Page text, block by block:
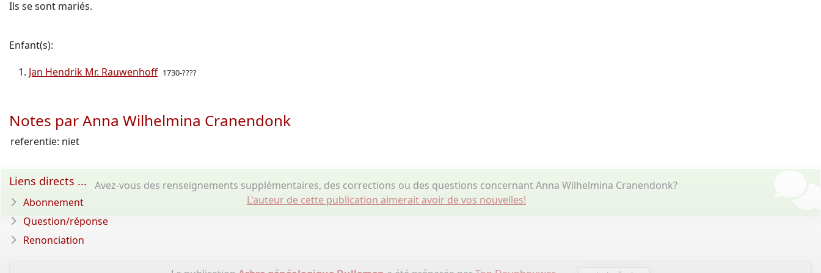
Ils se sont mariés.
Enfant(s):
Jan Hendrik Mr. Rauwenhoff 1730-????
Notes par Anna Wilhelmina Cranendonk
referentie: niet
Avez-vous des renseignements supplémentaires, des corrections ou des questions concernant Anna Wilhelmina Cranendonk?
L'auteur de cette publication aimerait avoir de vos nouvelles!
Liens directs ...
Abonnement
Question/réponse
Renonciation